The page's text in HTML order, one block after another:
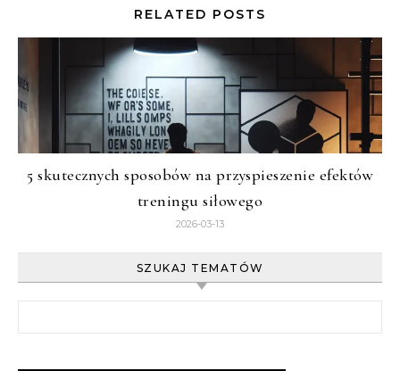
RELATED POSTS
5 skutecznych sposobów na przyspieszenie efektów
treningu siłowego
2026-03-13
SZUKAJ TEMATÓW